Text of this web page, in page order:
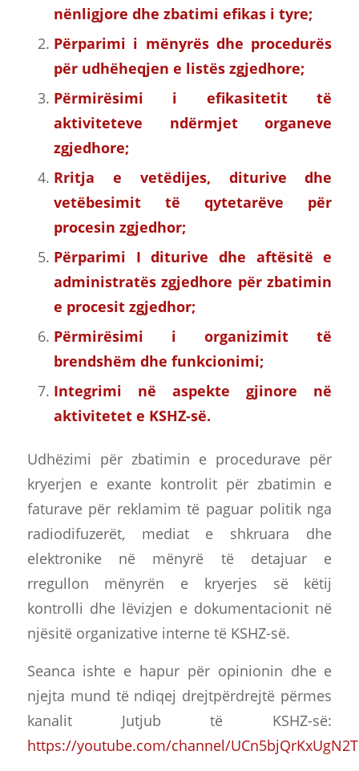
nënligjore dhe zbatimi efikas i tyre;
Përparimi i mënyrës dhe procedurës
për udhëheqjen e listës zgjedhore;
Përmirësimi i efikasitetit të
aktiviteteve ndërmjet organeve
zgjedhore;
Rritja e vetëdijes, diturive dhe
vetëbesimit të qytetarëve për
procesin zgjedhor;
Përparimi I diturive dhe aftësitë e
administratës zgjedhore për zbatimin
e procesit zgjedhor;
Përmirësimi i organizimit të
brendshëm dhe funkcionimi;
Integrimi në aspekte gjinore në
aktivitetet e KSHZ-së.
Udhëzimi për zbatimin e procedurave për
kryerjen e exante kontrolit për zbatimin e
faturave për reklamim të paguar politik nga
radiodifuzerët, mediat e shkruara dhe
elektronike në mënyrë të detajuar e
rregullon mënyrën e kryerjes së këtij
kontrolli dhe lëvizjen e dokumentacionit në
njësitë organizative interne të KSHZ-së.
Seanca ishte e hapur për opinionin dhe e
njejta mund të ndiqej drejtpërdrejtë përmes
kanalit Jutjub të KSHZ-së:
https://youtube.com/channel/